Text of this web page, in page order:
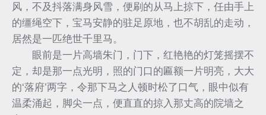
风，不及抖落满身风雪，便刷的从马上掠下，任由手上
的缰绳空下，宝马安静的驻足原地，也不胡乱的走动，
居然是一匹绝世千里马。
眼前是一片高墙朱门，门下，红艳艳的灯笼摇摆不
定，却是那一点光明，照的门口的匾额一片明亮，大大
的‘落府’两字，令那下马之人顿时松了口气，眼中似有
温柔涌起，脚尖一点，便直直的掠入那丈高的院墙之